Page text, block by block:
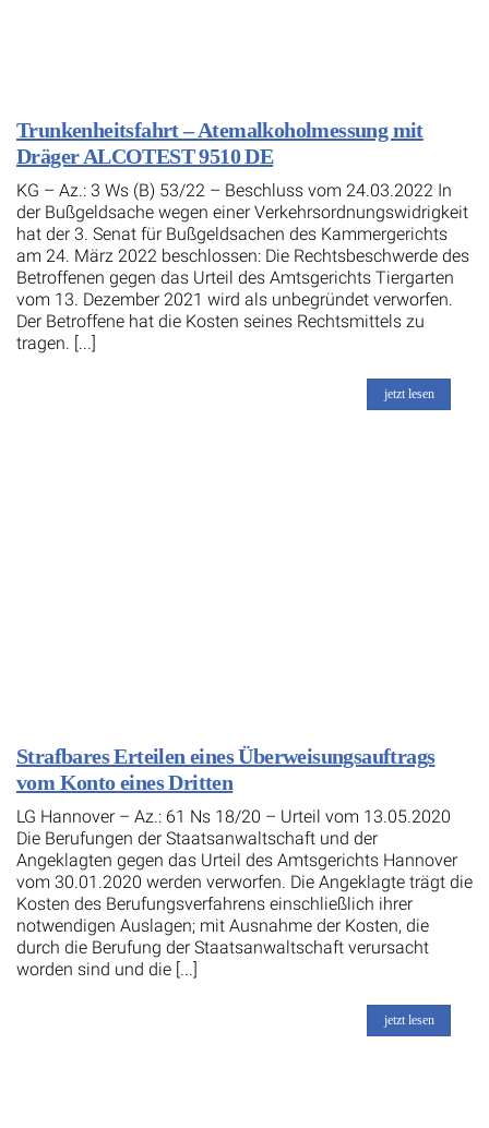
Trunkenheitsfahrt – Atemalkoholmessung mit
Dräger ALCOTEST 9510 DE
KG – Az.: 3 Ws (B) 53/22 – Beschluss vom 24.03.2022 In
der Bußgeldsache wegen einer Verkehrsordnungswidrigkeit
hat der 3. Senat für Bußgeldsachen des Kammergerichts
am 24. März 2022 beschlossen: Die Rechtsbeschwerde des
Betroffenen gegen das Urteil des Amtsgerichts Tiergarten
vom 13. Dezember 2021 wird als unbegründet verworfen.
Der Betroffene hat die Kosten seines Rechtsmittels zu
tragen. [...]
jetzt lesen
Strafbares Erteilen eines Überweisungsauftrags
vom Konto eines Dritten
LG Hannover – Az.: 61 Ns 18/20 – Urteil vom 13.05.2020
Die Berufungen der Staatsanwaltschaft und der
Angeklagten gegen das Urteil des Amtsgerichts Hannover
vom 30.01.2020 werden verworfen. Die Angeklagte trägt die
Kosten des Berufungsverfahrens einschließlich ihrer
notwendigen Auslagen; mit Ausnahme der Kosten, die
durch die Berufung der Staatsanwaltschaft verursacht
worden sind und die [...]
jetzt lesen